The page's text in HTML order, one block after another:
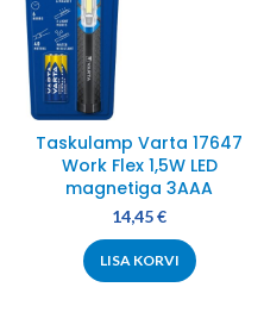
Taskulamp Varta 17647
Work Flex 1,5W LED
magnetiga 3AAA
14,45€
LISA KORVI